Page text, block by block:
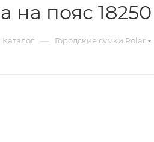
на пояс 18250
Каталог — Городские сумки Polar